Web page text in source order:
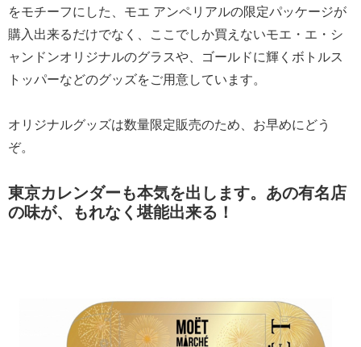
をモチーフにした、モエ アンペリアルの限定パッケージが
購入出来るだけでなく、ここでしか買えないモエ・エ・シ
ャンドンオリジナルのグラスや、ゴールドに輝くボトルス
トッパーなどのグッズをご用意しています。
オリジナルグッズは数量限定販売のため、お早めにどう
ぞ。
東京カレンダーも本気を出します。あの有名店
の味が、もれなく堪能出来る！